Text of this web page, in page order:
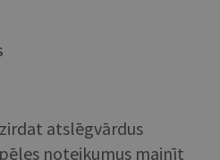
atslēgvārdus
noteikumus mainīt